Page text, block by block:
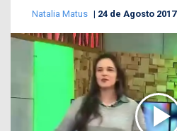
Natalia Matus 24 de Agosto 2017